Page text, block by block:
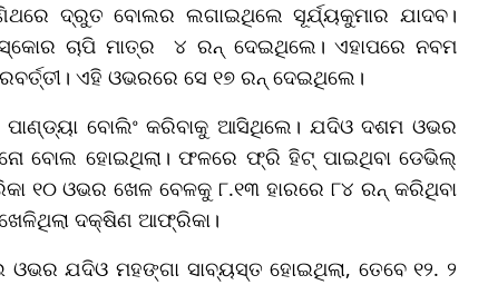
ଦ୍ରୁତ ବୋଲର ଲଗାଇଥିଲେ ସୂର୍ଯ୍ୟକୁମାର ଯାଦବ।
ଚାପି ମାତ୍ର ୪ ରନ୍ ଦେଇଥିଲେ। ଏହାପରେ ନବମ
ଏହି ଓଭରରେ ସେ ୧୭ ରନ୍ ଦେଇଥିଲେ।
ବୋଲିଂ କରିବାକୁ ଆସିଥିଲେ। ଯଦିଓ ଦଶମ ଓଭର
ବୋଲ ହୋଇଥିଲା। ଫଳରେ ଫ୍ରି ହିଟ୍‌ ପାଇଥିବା ଡେଭିଲ୍‌
ଓଭର ଖେଳ ବେଳକୁ ୮.୧୩ ହାରରେ ୮୪ ରନ୍ କରିଥିବା
ଦକ୍ଷିଣ ଆଫ୍ରିକା।
ଯଦିଓ ମହଙ୍ଗା ସାବ୍ୟସ୍ତ ହୋଇଥିଲା, ତେବେ ୧୨. ୨